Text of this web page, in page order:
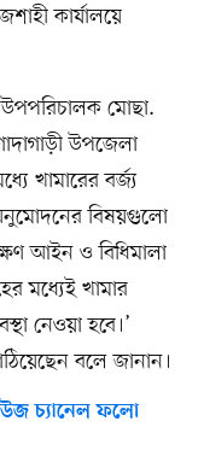
কার্যালয়ে
উপপরিচালক মোছা.
উপজেলা
খামারের বর্জ্য
অনুমোদনের বিষয়গুলো
আইন ও বিধিমালা
মধ্যেই খামার
নেওয়া হবে।’
বলে জানান।
চ্যানেল ফলো